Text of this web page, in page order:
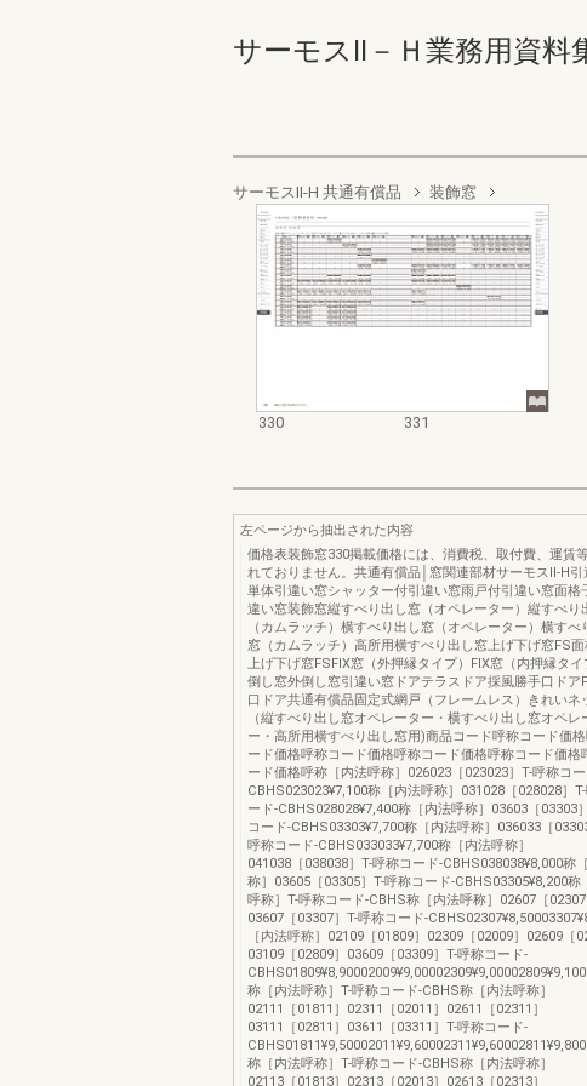
サーモスⅡ－Ｈ業務用資料
サーモスII-H 共通有償品 装飾窓
330 331
左ページから抽出された内容
価格表装飾窓330掲載価格には、消費税、取付費、運賃
れておりません。共通有償品│窓関連部材サーモスⅡ-H引
単体引違い窓シャッター付引違い窓雨戸付引違い窓面格
違い窓装飾窓縦すべり出し窓（オペレーター）縦すべり
（カムラッチ）横すべり出し窓（オペレーター）横すべ
窓（カムラッチ）高所用横すべり出し窓上げ下げ窓FS
上げ下げ窓FSFIX窓（外押縁タイプ）FIX窓（内押縁タイ
倒し窓外倒し窓引違い窓ドアテラスドア採風勝手口ドア
口ドア共通有償品固定式網戸（フレームレス）きれいネ
（縦すべり出し窓オペレーター・横すべり出し窓オペレ
ー・高所用横すべり出し窓用)商品コード呼称コード価格
ード価格呼称コード価格呼称コード価格呼称コード価格
ード価格呼称［内法呼称］026023［023023］T-呼称コ
CBHS023023¥7,100称［内法呼称］031028［028028］
ード-CBHS028028¥7,400称［内法呼称］03603［03303
コード-CBHS03303¥7,700称［内法呼称］036033［
呼称コード-CBHS033033¥7,700称［内法呼称］
041038［038038］T-呼称コード-CBHS038038¥8,000称
称］03605［03305］T-呼称コード-CBHS03305¥8,200称
呼称］T-呼称コード-CBHS称［内法呼称］02607［02307
03607［03307］T-呼称コード-
［内法呼称］02109［01809］02309［02009］02609［
03109［02809］03609［03309］T-呼称コード-
称［内法呼称］T-呼称コード-CBHS称［内法呼称］
02111［01811］02311［02011］02611［02311］
03111［02811］03611［03311］T-呼称コード-
称［内法呼称］T-呼称コード-CBHS称［内法呼称］
02113［01813］02313［02013］02613［02313］